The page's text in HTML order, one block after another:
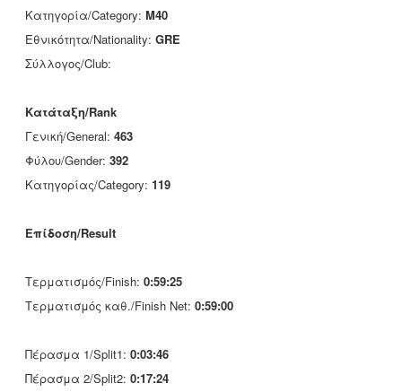
Κατηγορία/Category: M40
Εθνικότητα/Nationality: GRE
Σύλλογος/Club:
Κατάταξη/Rank
Γενική/General: 463
Φύλου/Gender: 392
Κατηγορίας/Category: 119
Επίδοση/Result
Τερματισμός/Finish: 0:59:25
Τερματισμός καθ./Finish Net: 0:59:00
Πέρασμα 1/Split1: 0:03:46
Πέρασμα 2/Split2: 0:17:24